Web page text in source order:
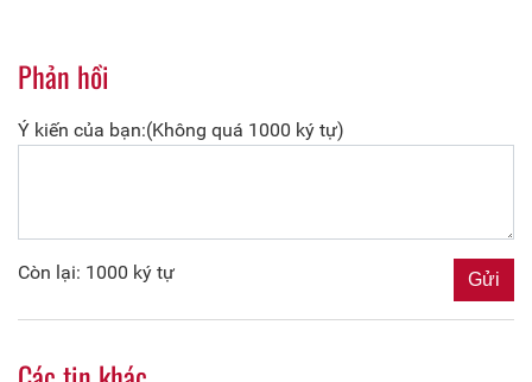
Phản hồi
Ý kiến của bạn:(Không quá 1000 ký tự)
Còn lại: 1000 ký tự